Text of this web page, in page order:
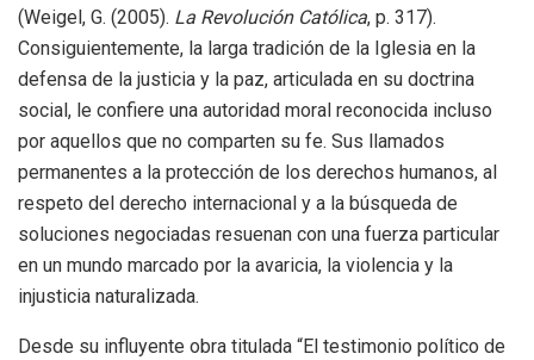
(Weigel, G. (2005). La Revolución Católica, p. 317).
Consiguientemente, la larga tradición de la Iglesia en la
defensa de la justicia y la paz, articulada en su doctrina
social, le confiere una autoridad moral reconocida incluso
por aquellos que no comparten su fe. Sus llamados
permanentes a la protección de los derechos humanos, al
respeto del derecho internacional y a la búsqueda de
soluciones negociadas resuenan con una fuerza particular
en un mundo marcado por la avaricia, la violencia y la
injusticia naturalizada.
Desde su influyente obra titulada “El testimonio político de